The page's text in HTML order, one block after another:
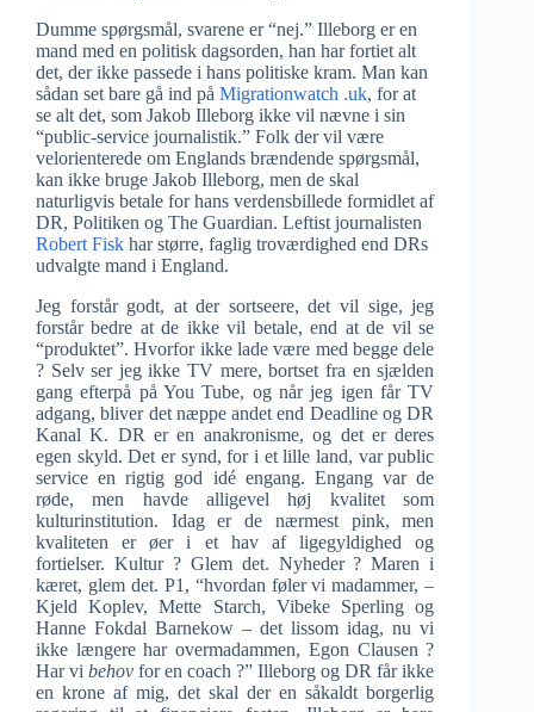
Dumme spørgsmål, svarene er “nej.” Illeborg er en
mand med en politisk dagsorden, han har fortiet alt
det, der ikke passede i hans politiske kram. Man kan
sådan set bare gå ind på Migrationwatch .uk, for at
se alt det, som Jakob Illeborg ikke vil nævne i sin
“public-service journalistik.” Folk der vil være
velorienterede om Englands brændende spørgsmål,
kan ikke bruge Jakob Illeborg, men de skal
naturligvis betale for hans verdensbillede formidlet af
DR, Politiken og The Guardian. Leftist journalisten
Robert Fisk har større, faglig troværdighed end DRs
udvalgte mand i England.
Jeg forstår godt, at der sortseere, det vil sige, jeg
forstår bedre at de ikke vil betale, end at de vil se
“produktet”. Hvorfor ikke lade være med begge dele
? Selv ser jeg ikke TV mere, bortset fra en sjælden
gang efterpå på You Tube, og når jeg igen får TV
adgang, bliver det næppe andet end Deadline og DR
Kanal K. DR er en anakronisme, og det er deres
egen skyld. Det er synd, for i et lille land, var public
service en rigtig god idé engang. Engang var de
røde, men havde alligevel høj kvalitet som
kulturinstitution. Idag er de nærmest pink, men
kvaliteten er øer i et hav af ligegyldighed og
fortielser. Kultur ? Glem det. Nyheder ? Maren i
kæret, glem det. P1, “hvordan føler vi madammer, –
Kjeld Koplev, Mette Starch, Vibeke Sperling og
Hanne Fokdal Barnekow – det lissom idag, nu vi
ikke længere har overmadammen, Egon Clausen ?
Har vi behovfor en coach ?” Illeborg og DR får ikke
en krone af mig, det skal der en såkaldt borgerlig